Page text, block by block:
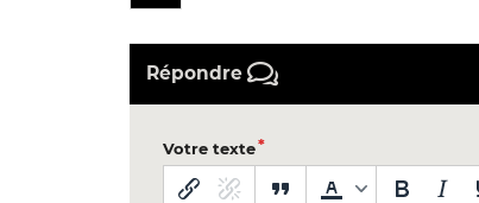
Répondre
Votre texte